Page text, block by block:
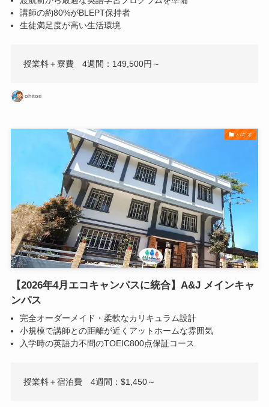
講師の約80%がBLEPT保持者
生徒満足度が高い生活環境
授業料＋寮費 4週間：149,500円～
ohitori
バギオ
【2026年4月エコキャンパスに統合】A&J メインキャ
ンパス
完全オーダーメイド・柔軟なカリキュラム設計
小規模で講師との距離が近くアットホームな雰囲気
入学時の英語力不問のTOEIC800点保証コース
授業料＋宿泊費 4週間：$1,450～